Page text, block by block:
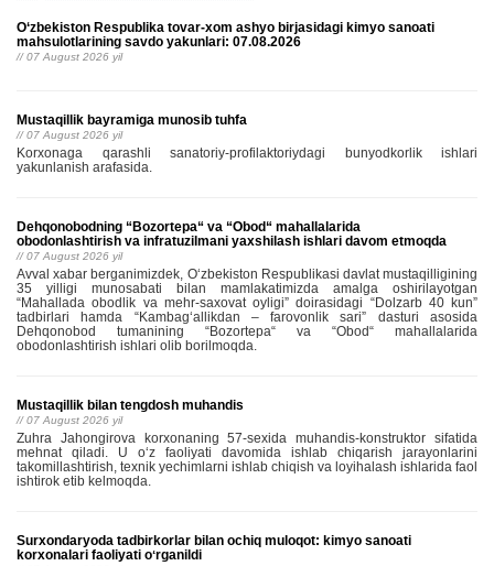
O‘zbekiston Respublika tovar-xom ashyo birjasidagi kimyo sanoati
mahsulotlarining savdo yakunlari: 07.08.2026
// 07 August 2026 yil
Mustaqillik bayramiga munosib tuhfa
// 07 August 2026 yil
Korxonaga qarashli sanatoriy-profilaktoriydagi bunyodkorlik ishlari
yakunlanish arafasida.
Dehqonobodning “Bozortepa“ va “Obod“ mahallalarida
obodonlashtirish va infratuzilmani yaxshilash ishlari davom etmoqda
// 07 August 2026 yil
Avval xabar berganimizdek, Oʻzbekiston Respublikasi davlat mustaqilligining
35 yilligi munosabati bilan mamlakatimizda amalga oshirilayotgan
“Mahallada obodlik va mehr-saxovat oyligi” doirasidagi “Dolzarb 40 kun”
tadbirlari hamda “Kambagʻallikdan – farovonlik sari” dasturi asosida
Dehqonobod tumanining “Bozortepa“ va “Obod“ mahallalarida
obodonlashtirish ishlari olib borilmoqda.
Mustaqillik bilan tengdosh muhandis
// 07 August 2026 yil
Zuhra Jahongirova korxonaning 57-sexida muhandis-konstruktor sifatida
mehnat qiladi. U o‘z faoliyati davomida ishlab chiqarish jarayonlarini
takomillashtirish, texnik yechimlarni ishlab chiqish va loyihalash ishlarida faol
ishtirok etib kelmoqda.
Surxondaryoda tadbirkorlar bilan ochiq muloqot: kimyo sanoati
korxonalari faoliyati oʻrganildi